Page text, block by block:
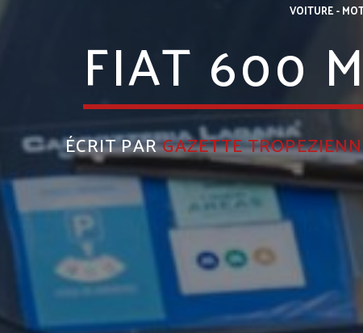
VOITURE -
FIAT 600
ÉCRIT PARGAZETTE